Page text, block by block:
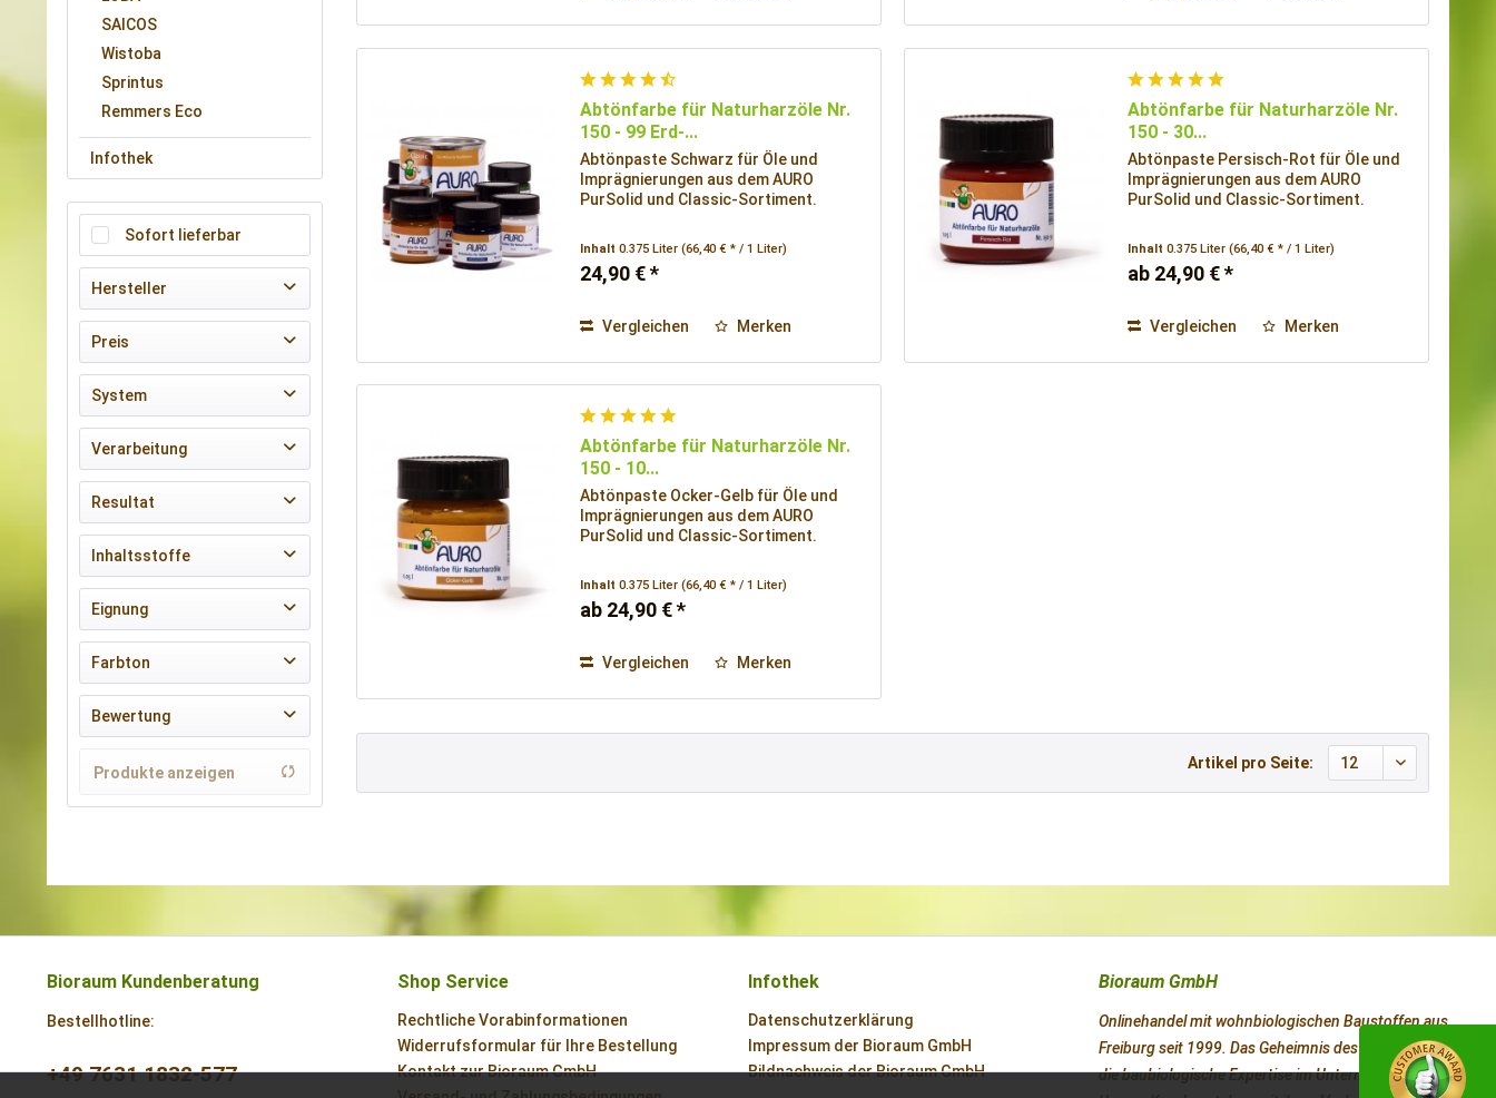
SAICOS
Wistoba
Sprintus
Remmers Eco
Infothek
Sofort lieferbar
Hersteller
AURO
Preis
von3,90 €bis24,90 €
System
Classic
Verarbeitung
zum Streichen Pinsel und Rolle
Resultat
atmungsaktiv
Inhaltsstoffe
vegan
Eignung
für innen
Farbton
grau
schwarz
Bewertung
& mehr
& mehr
Produkte anzeigen
Abtönfarbe für Naturharzöle Nr.
150 - 99 Erd-...
Abtönpaste Schwarz für Öle und
Imprägnierungen aus dem AURO
PurSolid und Classic-Sortiment.
Inhalt0.375 Liter(66,40 € * / 1 Liter)
24,90 € *
Vergleichen Merken
Abtönfarbe für Naturharzöle Nr.
150 - 30...
Abtönpaste Persisch-Rot für Öle und
Imprägnierungen aus dem AURO
PurSolid und Classic-Sortiment.
Inhalt0.375 Liter(66,40 € * / 1 Liter)
ab 24,90 € *
Vergleichen Merken
Abtönfarbe für Naturharzöle Nr.
150 - 10...
Abtönpaste Ocker-Gelb für Öle und
Imprägnierungen aus dem AURO
PurSolid und Classic-Sortiment.
Inhalt0.375 Liter(66,40 € * / 1 Liter)
ab 24,90 € *
Vergleichen Merken
Artikel pro Seite:
Bioraum Kundenberatung
Bestellhotline:
+49 7631 1832-577
Shop Service
Rechtliche Vorabinformationen
Widerrufsformular für Ihre Bestellung
Kontakt zur Bioraum GmbH
Infothek
Datenschutzerklärung
Impressum der Bioraum GmbH
Bildnachweis der Bioraum GmbH
Bioraum GmbH
Onlinehandel mit wohnbiologischen Baustoffen aus
Freiburg seit 1999. Das Geheimnis des Erfolges ist
die baubiologische Expertise im Unternehmen.